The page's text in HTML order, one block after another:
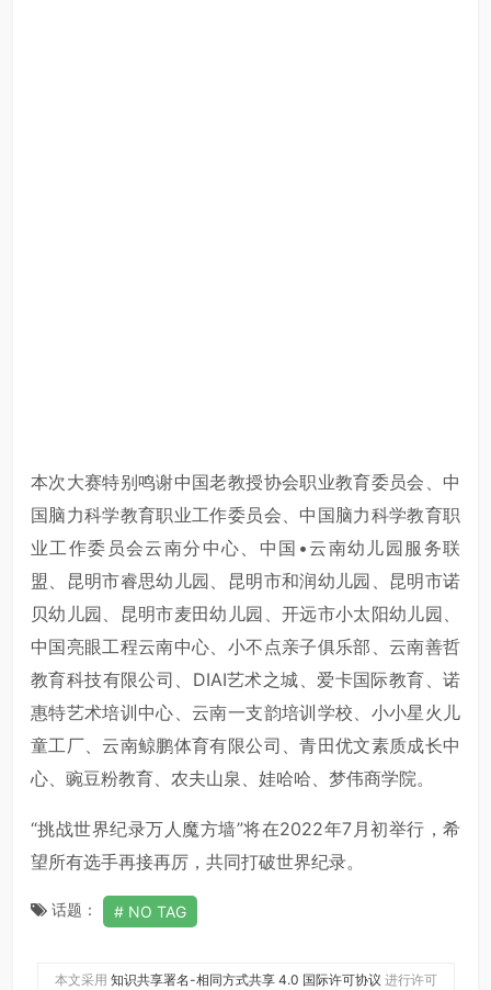
本次大赛特别鸣谢中国老教授协会职业教育委员会、中
国脑力科学教育职业工作委员会、中国脑力科学教育职
业工作委员会云南分中心、中国•云南幼儿园服务联
盟、昆明市睿思幼儿园、昆明市和润幼儿园、昆明市诺
贝幼儿园、昆明市麦田幼儿园、开远市小太阳幼儿园、
中国亮眼工程云南中心、小不点亲子俱乐部、云南善哲
教育科技有限公司、DIAI艺术之城、爱卡国际教育、诺
惠特艺术培训中心、云南一支韵培训学校、小小星火儿
童工厂、云南鲸鹏体育有限公司、青田优文素质成长中
心、豌豆粉教育、农夫山泉、娃哈哈、梦伟商学院。
“挑战世界纪录万人魔方墙”将在2022年7月初举行，希
望所有选手再接再厉，共同打破世界纪录。
话题： NO TAG
本文采用 知识共享署名-相同方式共享 4.0 国际许可协议 进行许可